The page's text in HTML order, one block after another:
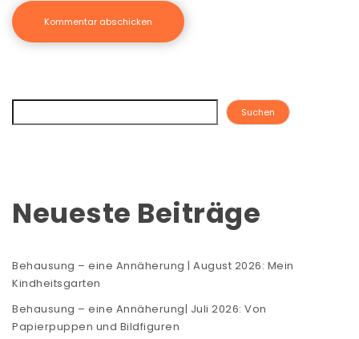
Suchen
Neueste Beiträge
Behausung – eine Annäherung | August 2026: Mein
Kindheitsgarten
Behausung – eine Annäherung| Juli 2026: Von
Papierpuppen und Bildfiguren